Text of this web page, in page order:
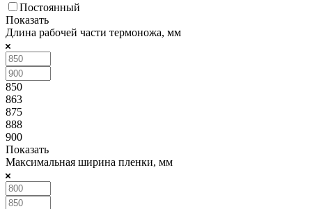
Постоянный
Показать
Длина рабочей части термоножа, мм
850
863
875
888
900
Показать
Максимальная ширина пленки, мм